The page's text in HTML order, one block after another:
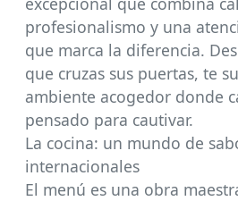
profesionalismo y una
que marca la diferencia.
que cruzas sus puertas, te
ambiente acogedor donde
pensado para cautivar.
La cocina: un mundo de
internacionales
El menú es una obra